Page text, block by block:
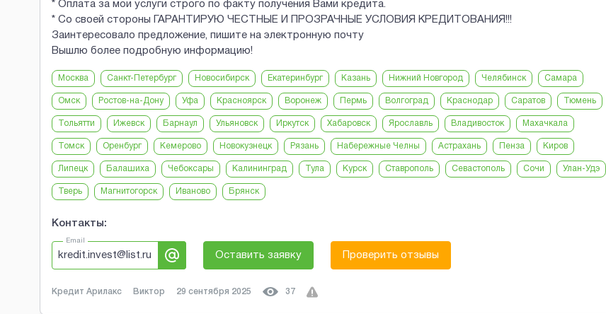
* Оплата за мои услуги строго по факту получения Вами кредита.
* Со своей стороны ГАРАНТИРУЮ ЧЕСТНЫЕ И ПРОЗРАЧНЫЕ УСЛОВИЯ КРЕДИТОВАНИЯ!!!
Заинтересовало предложение, пишите на электронную почту
Вышлю более подробную информацию!
Москва Санкт-Петербург Новосибирск Екатеринбург Казань Нижний Новгород Челябинск Самара
Омск Ростов-на-Дону Уфа Красноярск Воронеж Пермь Волгоград Краснодар Саратов Тюмень
Тольятти Ижевск Барнаул Ульяновск Иркутск Хабаровск Ярославль Владивосток Махачкала
Томск Оренбург Кемерово Новокузнецк Рязань Набережные Челны Астрахань Пенза Киров
Липецк Балашиха Чебоксары Калининград Тула Курск Ставрополь Севастополь Сочи Улан-Удэ
Тверь Магнитогорск Иваново Брянск
Контакты:
Email
kredit.invest@list.ru Оставить заявку Проверить отзывы
Кредит Арилакс Виктор 29 сентября 2025 37